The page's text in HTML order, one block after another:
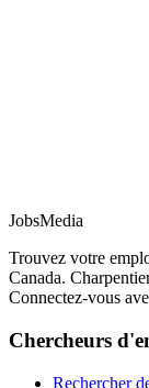
JobsMedia
Trouvez votre
Canada.
Connectez-vous
Chercheurs
Rechercher